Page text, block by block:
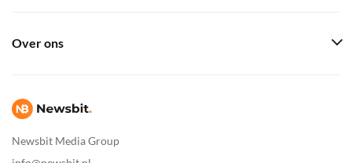
Newsbit Media Group
Over ons